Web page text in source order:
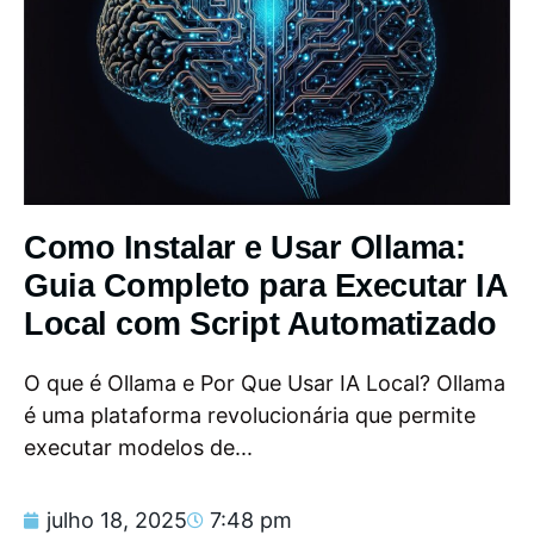
Como Instalar e Usar Ollama:
Guia Completo para Executar IA
Local com Script Automatizado
O que é Ollama e Por Que Usar IA Local? Ollama
é uma plataforma revolucionária que permite
executar modelos de...
julho 18, 2025 7:48 pm